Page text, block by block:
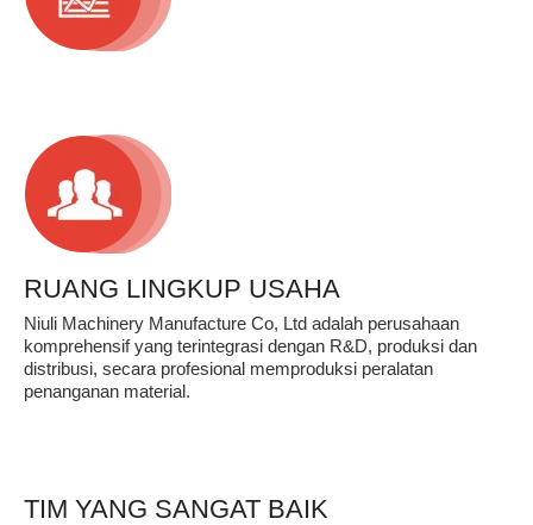
RUANG LINGKUP USAHA
Niuli Machinery Manufacture Co, Ltd adalah perusahaan
komprehensif yang terintegrasi dengan R&D, produksi dan
distribusi, secara profesional memproduksi peralatan
penanganan material.
TIM YANG SANGAT BAIK